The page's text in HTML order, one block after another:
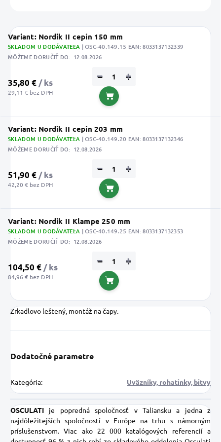
Variant: Nordik II cepín 150 mm
SKLADOM U DODÁVATEĽA | OSC-40.149.15 EAN:8033137132339
MÔŽEME DORUČIŤ DO: 12.08.2026
35,80 € / ks
29,11 € bez DPH
+
−
Do košíka
Variant: Nordik II cepín 203 mm
SKLADOM U DODÁVATEĽA | OSC-40.149.20 EAN:8033137132346
MÔŽEME DORUČIŤ DO: 12.08.2026
51,90 € / ks
42,20 € bez DPH
+
−
Do košíka
Variant: Nordik II Klampe 250 mm
SKLADOM U DODÁVATEĽA | OSC-40.149.25 EAN:8033137132353
MÔŽEME DORUČIŤ DO: 12.08.2026
104,50 € / ks
84,96 € bez DPH
+
−
Do košíka
Zrkadlovo leštený, montáž na čapy.
Dodatočné parametre
Kategória: Uväzníky, rohatinky, bitvy
OSCULATI je popredná spoločnosť v Taliansku a jedna z
najdôležitejších spoločností v Európe na trhu s námorným
príslušenstvom. Viac ako 22 000 katalógových referencií a